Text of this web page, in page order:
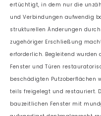
ertüchtigt, in dem nur die
und Verbindungen aufwendig
strukturellen Änderungen
zugehöriger Erschließung
erforderlich. Begleitend wurden
Fenster und Türen
beschädigten Putzoberflächen
teils freigelegt und restauriert.
bauzeitlichen Fenster mit